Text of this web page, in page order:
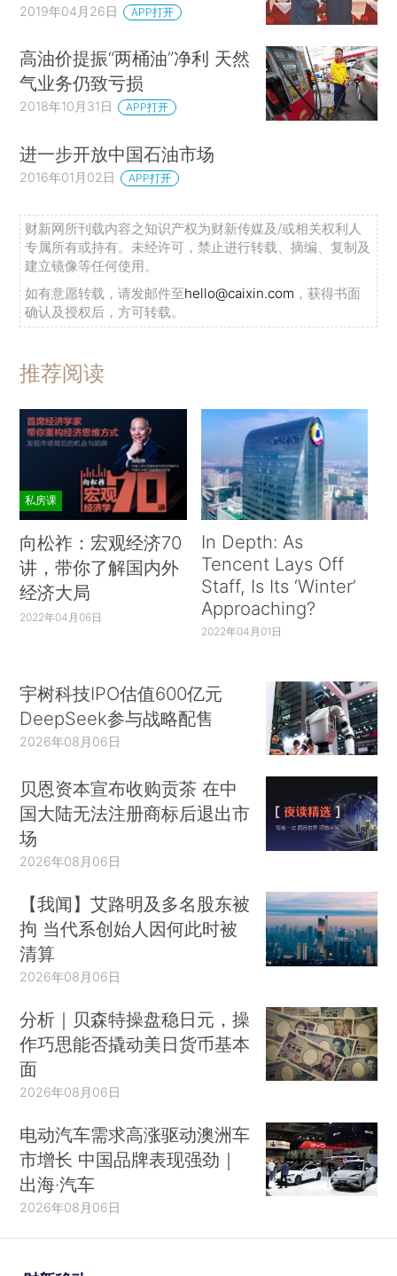
2019年04月26日 APP打开
高油价提振“两桶油”净利 天然
气业务仍致亏损
2018年10月31日 APP打开
进一步开放中国石油市场
2016年01月02日 APP打开
财新网所刊载内容之知识产权为财新传媒及/或相关权利人
专属所有或持有。未经许可，禁止进行转载、摘编、复制及
建立镜像等任何使用。
如有意愿转载，请发邮件至hello@caixin.com ，获得书面
确认及授权后，方可转载。
推荐阅读
私房课
向松祚：宏观经济70
讲，带你了解国内外
经济大局
2022年04月06日
In Depth: As
Tencent Lays Off
Staff, Is Its ‘Winter’
Approaching?
2022年04月01日
宇树科技IPO估值600亿元
DeepSeek参与战略配售
2026年08月06日
贝恩资本宣布收购贡茶 在中
国大陆无法注册商标后退出市
场
2026年08月06日
【我闻】艾路明及多名股东被
拘 当代系创始人因何此时被
清算
2026年08月06日
分析｜贝森特操盘稳日元，操
作巧思能否撬动美日货币基本
面
2026年08月06日
电动汽车需求高涨驱动澳洲车
市增长 中国品牌表现强劲｜
出海·汽车
2026年08月06日